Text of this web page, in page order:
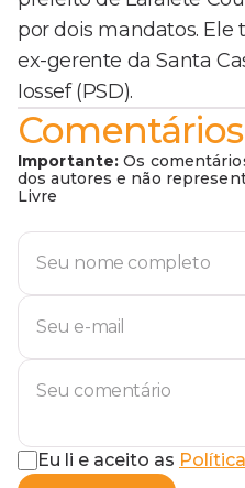
por dois mandatos. Ele
ex-gerente da Santa
Iossef (PSD).
Comentários
Importante: Os
dos autores e não
Livre
Eu li e aceito as